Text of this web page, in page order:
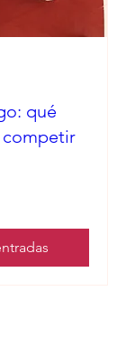
qué
competir